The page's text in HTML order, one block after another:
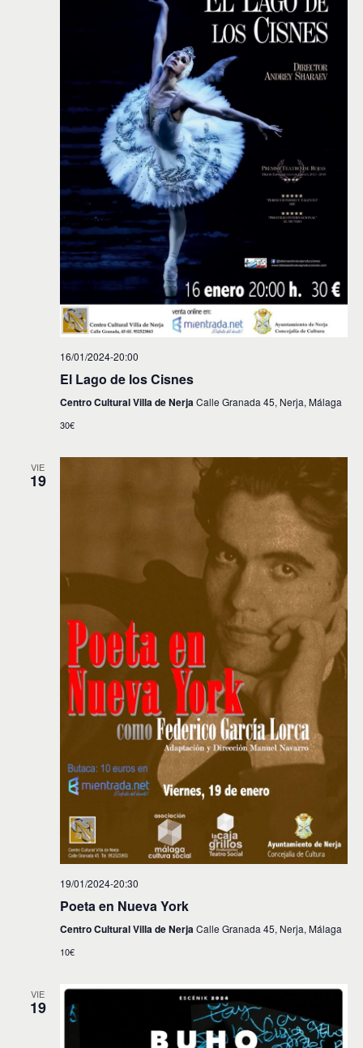
16/01/2024-20:00
El Lago de los Cisnes
Centro Cultural Villa de NerjaCalle Granada 45, Nerja, Málaga
30€
VIE
19
19/01/2024-20:30
Poeta en Nueva York
Centro Cultural Villa de NerjaCalle Granada 45, Nerja, Málaga
10€
VIE
19